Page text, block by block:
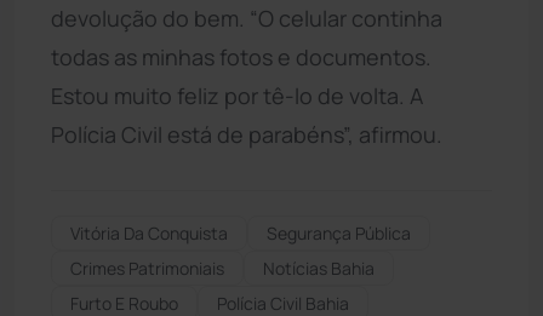
devolução do bem. “O celular continha
todas as minhas fotos e documentos.
Estou muito feliz por tê-lo de volta. A
Polícia Civil está de parabéns”, afirmou.
Vitória Da Conquista
Segurança Pública
Crimes Patrimoniais
Notícias Bahia
Furto E Roubo
Polícia Civil Bahia